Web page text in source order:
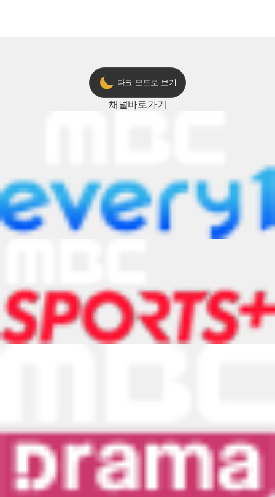
다크 모드로 보기
채널바로가기